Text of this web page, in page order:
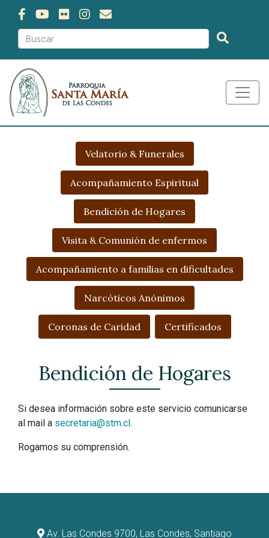
Velatorio & Funerales
Acompañamiento Espiritual
Bendición de Hogares
Visita & Comunión de enfermos
Acompañamiento a familias en dificultades
Narcóticos Anónimos
Coronas de Caridad Certificados
Bendición de Hogares
Si desea información sobre este servicio comunicarse
al mail a secretaria@stm.cl.
Rogamos su comprensión.
Av. Las Condes 9700, Las Condes, Santiago